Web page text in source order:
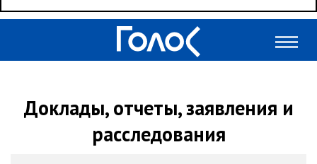
Доклады, отчеты, заявления и
расследования